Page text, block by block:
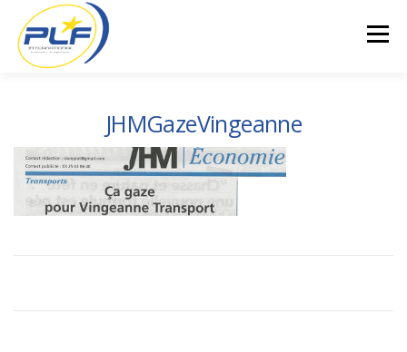
contenu
Menu
JHMGazeVingeanne